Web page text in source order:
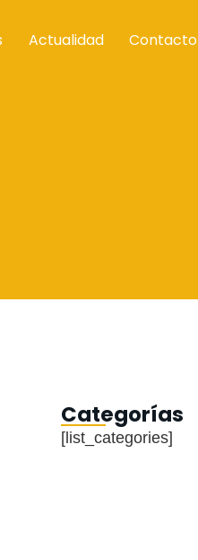
Actualidad Contacto
Categorías
[list_categories]